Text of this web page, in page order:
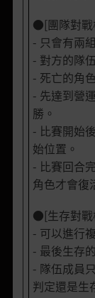
●[團隊對戰
- 只會有兩
- 對方的隊
- 死亡的角
- 先達到營
勝。
- 比賽開始
始位置。
- 比賽回合
角色才會復
●[生存對戰
- 可以進行
- 最後生存
- 隊伍成員
判定還是生